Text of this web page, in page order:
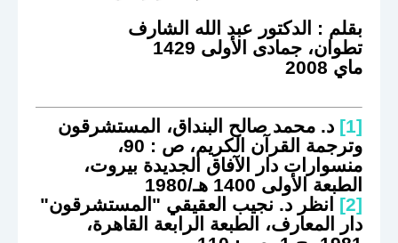
بقلم : الدكتور عبد الله الشارف
تطوان، جمادى الأولى 1429
ماي 2008
[1]
د. محمد صالح البنداق، المستشرقون
وترجمة القرآن الكريم، ص : 90،
منسوارات دار الآفاق الجديدة بيروت،
الطبعة الأولى 1400 هـ/1980
[2]
انظر د. نجيب العقيقي "المستشرقون"
دار المعارف، الطبعة الرابعة القاهرة،